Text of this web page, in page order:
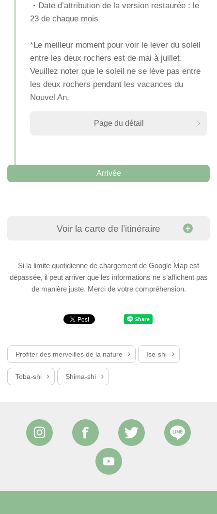
・Date d’attribution de la version restaurée : le
23 de chaque mois
*Le meilleur moment pour voir le lever du soleil
entre les deux rochers est de mai à juillet.
Veuillez noter que le soleil ne se lève pas entre
les deux rochers pendant les vacances du
Nouvel An.
Page du détail
Arrivée
Voir la carte de l’itinéraire
Si la limite quotidienne de chargement de Google Map est
dépassée, il peut arriver que les informations ne s’affichent pas
de manière juste. Merci de votre compréhension.
Profiter des merveilles de la nature Ise-shi
Toba-shi Shima-shi